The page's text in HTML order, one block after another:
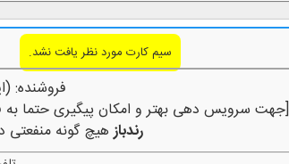
سیم کارت مورد نظر یافت نشد.
فروشنده:
[جهت سرویس دهی بهتر و امکان پیگیری حتما به
رندبازهیچ گونه منفعتی